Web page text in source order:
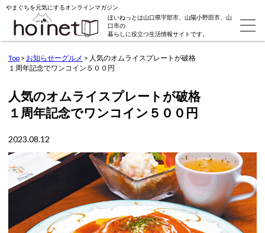
やまぐちを元気にするオンラインマガジン
ほいねっとは山口県宇部市、山陽小野田市、山
口市の
暮らしに役立つ生活情報サイトです。
Top > お知らせーグルメ > 人気のオムライスプレートが破格
１周年記念でワンコイン５００円
人気のオムライスプレートが破格
１周年記念でワンコイン５００円
2023.08.12